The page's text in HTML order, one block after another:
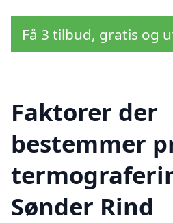
Få 3 tilbud, gratis og
Faktorer der
bestemmer
Sønder Rind